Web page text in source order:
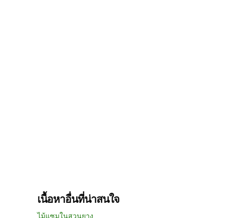
เนื้อหาอื่นที่น่าสนใจ
ไม้แซมในสวนยาง